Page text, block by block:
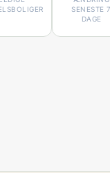
SENESTE 7
DAGE